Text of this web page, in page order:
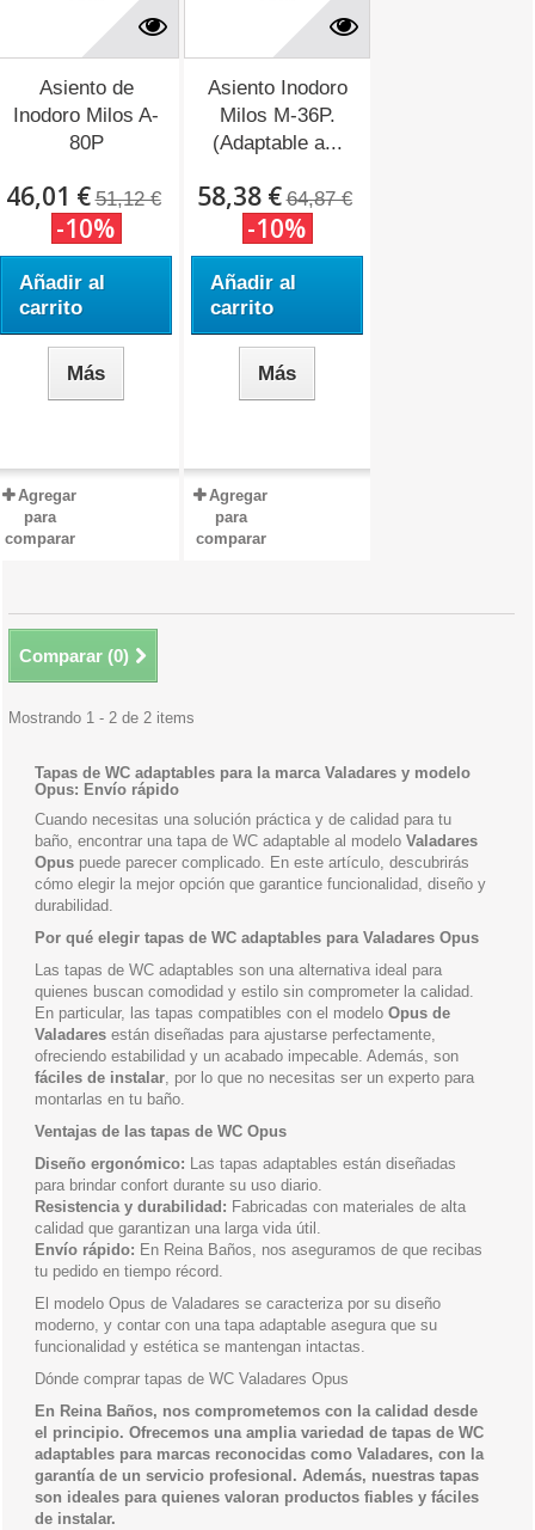
Asiento de
Inodoro Milos A-
80P
46,01 € 51,12 €
-10%
Añadir al
carrito
Más
Agregar
para
comparar
Asiento Inodoro
Milos M-36P.
(Adaptable a...
58,38 € 64,87 €
-10%
Añadir al
carrito
Más
Agregar
para
comparar
Comparar (0)
Mostrando 1 - 2 de 2 items
Tapas de WC adaptables para la marca Valadares y modelo
Opus: Envío rápido
Cuando necesitas una solución práctica y de calidad para tu
baño, encontrar una tapa de WC adaptable al modelo Valadares
Opus puede parecer complicado. En este artículo, descubrirás
cómo elegir la mejor opción que garantice funcionalidad, diseño y
durabilidad.
Por qué elegir tapas de WC adaptables para Valadares Opus
Las tapas de WC adaptables son una alternativa ideal para
quienes buscan comodidad y estilo sin comprometer la calidad.
En particular, las tapas compatibles con el modelo Opus de
Valadares están diseñadas para ajustarse perfectamente,
ofreciendo estabilidad y un acabado impecable. Además, son
fáciles de instalar, por lo que no necesitas ser un experto para
montarlas en tu baño.
Ventajas de las tapas de WC Opus
Diseño ergonómico: Las tapas adaptables están diseñadas
para brindar confort durante su uso diario.
Resistencia y durabilidad: Fabricadas con materiales de alta
calidad que garantizan una larga vida útil.
Envío rápido: En Reina Baños, nos aseguramos de que recibas
tu pedido en tiempo récord.
El modelo Opus de Valadares se caracteriza por su diseño
moderno, y contar con una tapa adaptable asegura que su
funcionalidad y estética se mantengan intactas.
Dónde comprar tapas de WC Valadares Opus
En Reina Baños, nos comprometemos con la calidad desde
el principio. Ofrecemos una amplia variedad de tapas de WC
adaptables para marcas reconocidas como Valadares, con la
garantía de un servicio profesional. Además, nuestras tapas
son ideales para quienes valoran productos fiables y fáciles
de instalar.